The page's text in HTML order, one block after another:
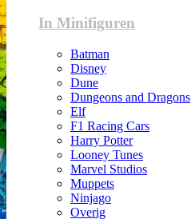
In Minifiguren
Batman
Disney
Dune
Dungeons and Dragons
Elf
F1 Racing Cars
Harry Potter
Looney Tunes
Marvel Studios
Muppets
Ninjago
Overig